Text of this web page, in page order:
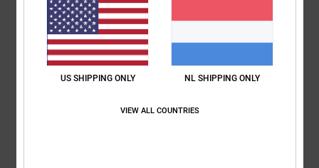
Materiaal: 5/5 Kleur: 5/5
5
US SHIPPING ONLY NL SHIPPING ONLY
VIEW ALL COUNTRIES